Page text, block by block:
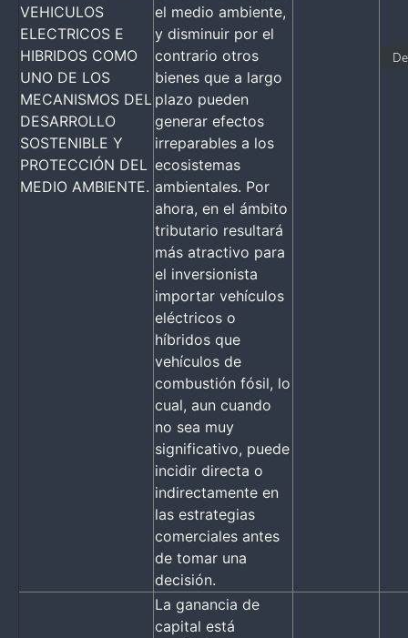
VEHICULOS
ELECTRICOS E
HIBRIDOS COMO
UNO DE LOS
MECANISMOS DEL
DESARROLLO
SOSTENIBLE Y
PROTECCIÓN DEL
MEDIO AMBIENTE.
el medio ambiente,
y disminuir por el
contrario otros
bienes que a largo
plazo pueden
generar efectos
irreparables a los
ecosistemas
ambientales. Por
ahora, en el ámbito
tributario resultará
más atractivo para
el inversionista
importar vehículos
eléctricos o
híbridos que
vehículos de
combustión fósil, lo
cual, aun cuando
no sea muy
significativo, puede
incidir directa o
indirectamente en
las estrategias
comerciales antes
de tomar una
decisión.
La ganancia de
capital está